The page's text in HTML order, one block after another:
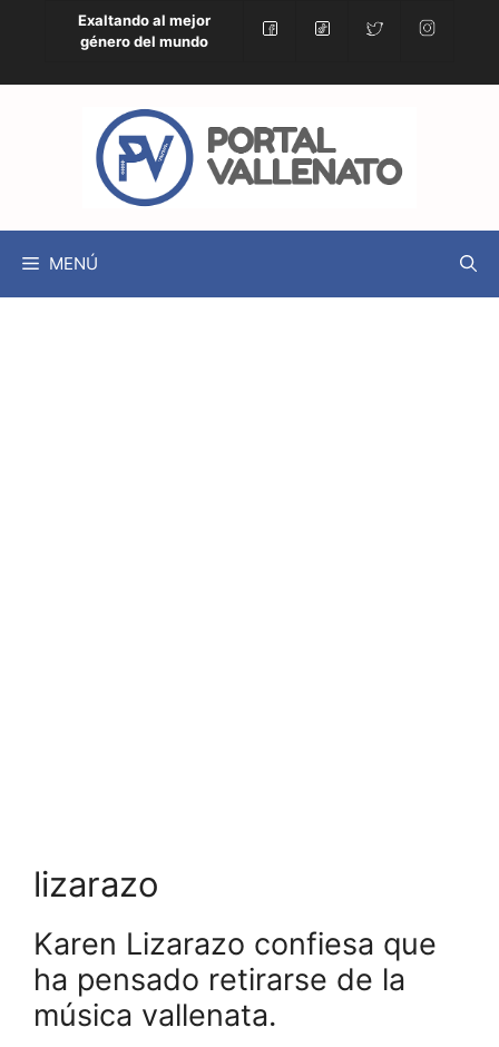
Exaltando al mejor
género del mundo
MENÚ
lizarazo
Karen Lizarazo confiesa que
ha pensado retirarse de la
música vallenata.